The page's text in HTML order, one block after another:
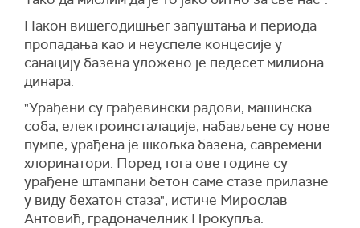
Након вишегодишњег запуштања и периода
пропадања као и неуспеле концесије у
санацију базена уложено је педесет милиона
динара.
"Урађени су грађевински радови, машинска
соба, електроинсталације, набављене су нове
пумпе, урађена је шкољка базена, савремени
хлоринатори. Поред тога ове године су
урађене штампани бетон саме стазе прилазне
у виду бехатон стаза", истиче Мирослав
Антовић, градоначелник Прокупља.